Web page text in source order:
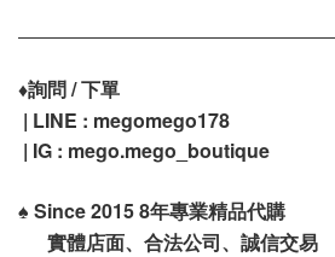
♦️詢問 / 下單
| LINE : megomego178
| IG : mego.mego_boutique
♠️ Since 2015 8年專業精品代購
實體店面、合法公司、誠信交易